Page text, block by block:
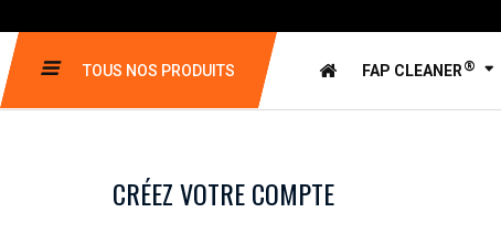
TOUS NOS PRODUITS FAP CLEANER ®
CRÉEZ VOTRE COMPTE